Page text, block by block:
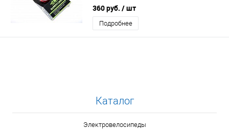
360 руб. / шт
Подробнее
Каталог
Электровелосипеды